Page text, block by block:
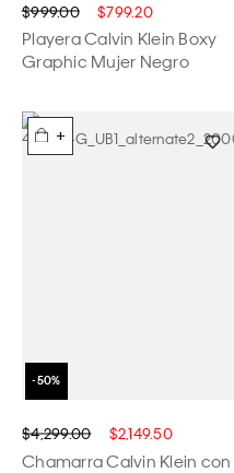
$999.00 $799.20
Playera Calvin Klein Boxy
Graphic Mujer Negro
+
$4,299.00 $2,149.50
Chamarra Calvin Klein con